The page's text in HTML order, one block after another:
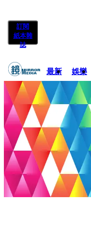
訂閱
紙本雜
誌
最新 娛樂